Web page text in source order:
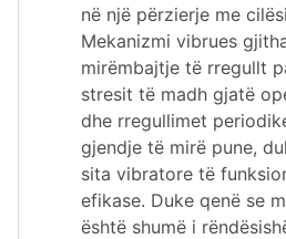
në një përzierje me
Mekanizmi vibrues
mirëmbajtje të rregullt
stresit të madh gjatë
dhe rregullimet
gjendje të mirë pune,
sita vibratore të
efikase. Duke qenë se
është shumë i